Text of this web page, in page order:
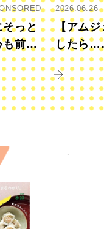
っと
前向
2026.06.26
【アムジ
したら
すか？